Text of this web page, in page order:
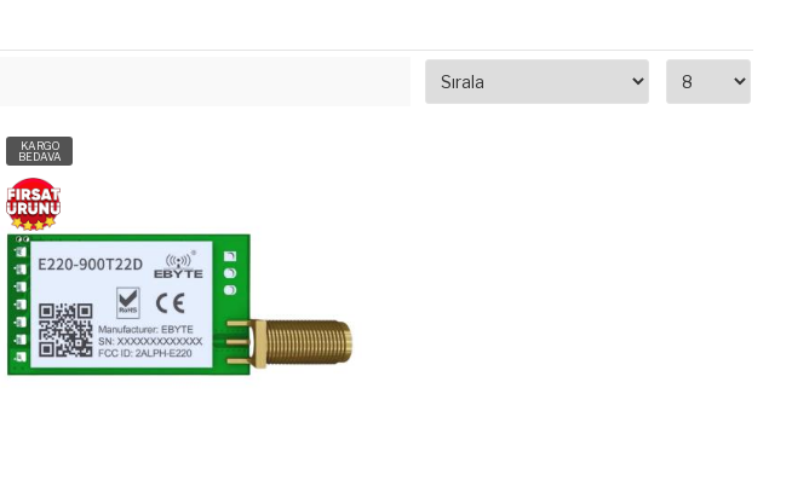
KARGO
BEDAVA